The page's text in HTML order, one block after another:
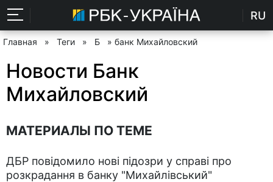
RU
Главная » Теги » Б » банк Михайловский
Новости Банк
Михайловский
МАТЕРИАЛЫ ПО ТЕМЕ
ДБР повідомило нові підозри у справі про
розкрадання в банку "Михайлівський"